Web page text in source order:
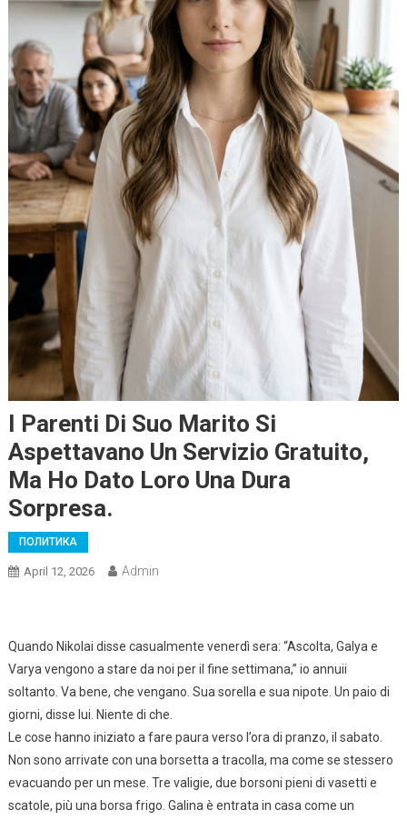
I Parenti Di Suo Marito Si
Aspettavano Un Servizio Gratuito,
Ma Ho Dato Loro Una Dura
Sorpresa.
ПОЛИТИКА
April 12, 2026 Admin
Quando Nikolai disse casualmente venerdì sera: “Ascolta, Galya e
Varya vengono a stare da noi per il fine settimana,” io annuii
soltanto. Va bene, che vengano. Sua sorella e sua nipote. Un paio di
giorni, disse lui. Niente di che.
Le cose hanno iniziato a fare paura verso l’ora di pranzo, il sabato.
Non sono arrivate con una borsetta a tracolla, ma come se stessero
evacuando per un mese. Tre valigie, due borsoni pieni di vasetti e
scatole, più una borsa frigo. Galina è entrata in casa come un